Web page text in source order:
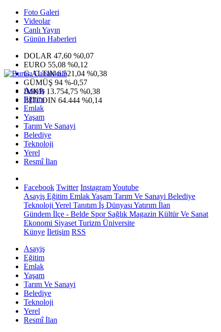
Foto Galeri
Videolar
Canlı Yayın
Günün Haberleri
DOLAR 47,60 %0,07
EURO 55,08 %0,12
G.ALTIN6.521,04 %0,38
GÜMÜŞ 94 %-0,57
IMKB 13.754,75 %0,38
BITCOIN 64.444 %0,14
Asayiş
Eğitim
Emlak
Yaşam
Tarım Ve Sanayi
Belediye
Teknoloji
Yerel
Resmî İlan
Facebook Twitter InstagramYoutube
Asayiş Eğitim EmlakYaşam Tarım Ve Sanayi Belediye
Teknoloji Yerel Tanıtım İş Dünyası Yatırım İlan
Gündem İlçe - Belde SporSağlık Magazin Kültür Ve Sanat
Ekonomi Siyaset Turizm Üniversite
Künye İletişim RSS
Asayiş
Eğitim
Emlak
Yaşam
Tarım Ve Sanayi
Belediye
Teknoloji
Yerel
Resmî İlan